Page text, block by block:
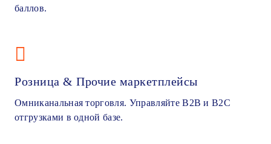
баллов.
Розница & Прочие маркетплейсы
Омниканальная торговля. Управляйте B2B и B2C
отгрузками в одной базе.